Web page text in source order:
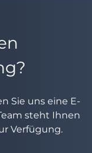
Sie uns eine E-
steht Ihnen
Verfügung.